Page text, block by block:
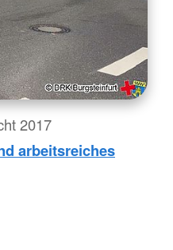
2017
arbeitsreiches